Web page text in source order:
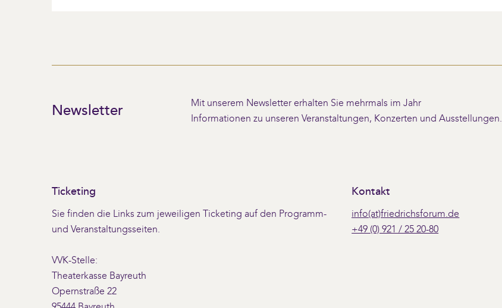
Newsletter
Mit unserem Newsletter erhalten Sie mehrmals im Jahr
Informationen zu unseren Veranstaltungen, Konzerten und Ausstellungen.
Ticketing
Sie finden die Links zum jeweiligen Ticketing auf den Programm-
und Veranstaltungsseiten.
VVK-Stelle:
Theaterkasse Bayreuth
Opernstraße 22
Kontakt
info(at)friedrichsforum.de
+49 (0) 921 / 25 20-80